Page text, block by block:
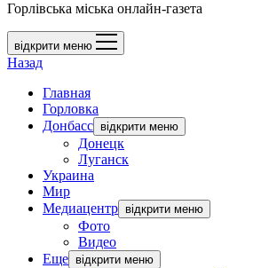
Горлівська міська онлайн-газета
відкрити меню
Назад
Главная
Горловка
Донбасс відкрити меню
Донецк
Луганск
Украина
Мир
Медиацентр відкрити меню
Фото
Видео
Еще відкрити меню